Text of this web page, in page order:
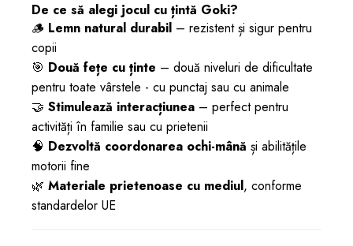
De ce să alegi jocul cu țintă Goki?
🪵 Lemn natural durabil – rezistent și sigur pentru
copii
🎯 Două fețe cu ținte – două niveluri de dificultate
pentru toate vârstele - cu punctaj sau cu animale
🤝 Stimulează interacțiunea – perfect pentru
activități în familie sau cu prietenii
🧠 Dezvoltă coordonarea ochi-mână și abilitățile
motorii fine
🌿 Materiale prietenoase cu mediul, conforme
standardelor UE